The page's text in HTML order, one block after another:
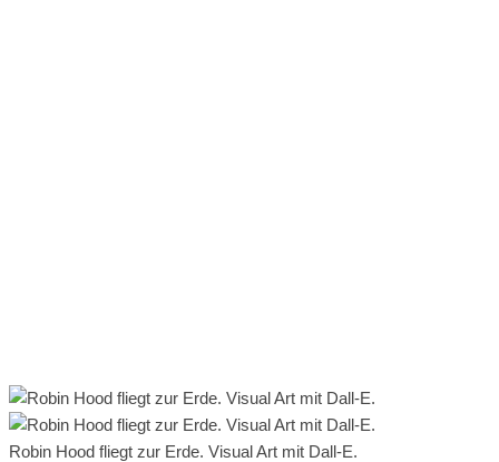
Robin Hood fliegt zur Erde. Visual Art mit Dall-E.